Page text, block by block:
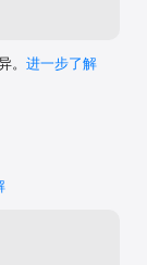
。 进一步了解